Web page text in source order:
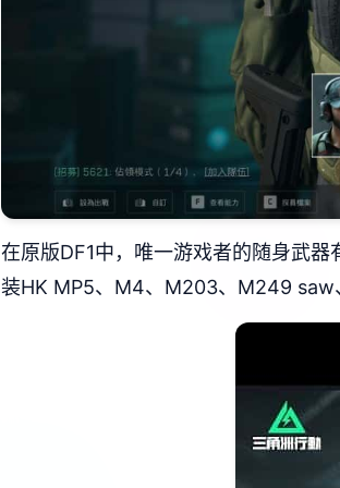
在原版DF1中，唯一游戏者的随身武
装HK MP5、M4、M203、M249 saw